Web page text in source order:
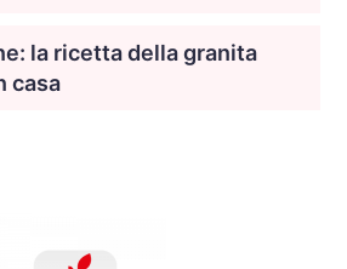
la ricetta della granita
casa